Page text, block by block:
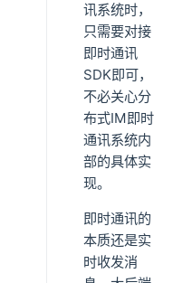
讯系统时，
只需要对接
即时通讯
SDK即可，
不必关心分
布式IM即时
通讯系统内
部的具体实
现。
即时通讯的
本质还是实
时收发消